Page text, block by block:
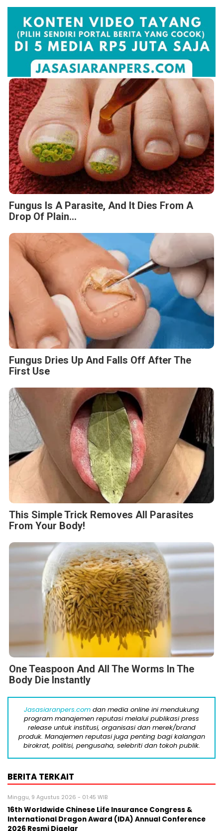
Fungus Is A Parasite, And It Dies From A
Drop Of Plain...
Fungus Dries Up And Falls Off After The
First Use
This Simple Trick Removes All Parasites
From Your Body!
One Teaspoon And All The Worms In The
Body Die Instantly
Jasasiaranpers.com dan media online ini mendukung
program manajemen reputasi melalui publikasi press
release untuk institusi, organisasi dan merek/brand
produk. Manajemen reputasi juga penting bagi kalangan
birokrat, politisi, pengusaha, selebriti dan tokoh publik.
BERITA TERKAIT
Minggu, 9 Agustus 2026 - 01:45 WIB
16th Worldwide Chinese Life Insurance Congress &
International Dragon Award (IDA) Annual Conference
2026 Resmi Digelar